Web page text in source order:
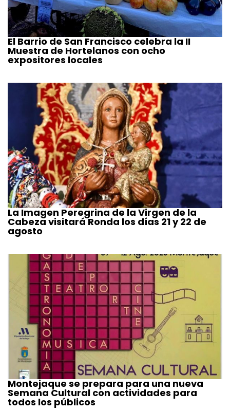
El Barrio de San Francisco celebra la II
Muestra de Hortelanos con ocho
expositores locales
La Imagen Peregrina de la Virgen de la
Cabeza visitará Ronda los días 21 y 22 de
agosto
Montejaque se prepara para una nueva
Semana Cultural con actividades para
todos los públicos